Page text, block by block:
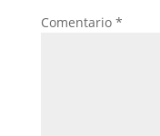
Comentario *